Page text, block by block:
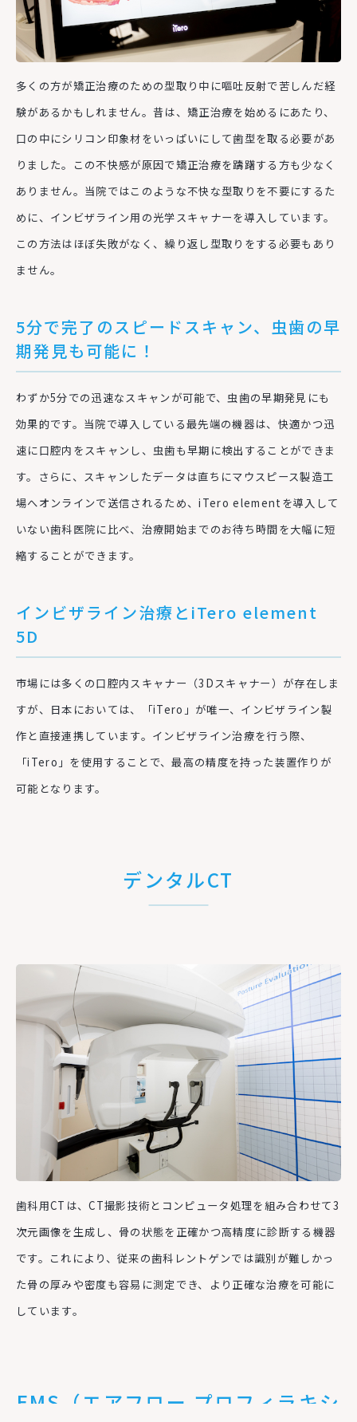
多くの方が矯正治療のための型取り中に嘔吐反射で苦しんだ経
験があるかもしれません。昔は、矯正治療を始めるにあたり、
口の中にシリコン印象材をいっぱいにして歯型を取る必要があ
りました。この不快感が原因で矯正治療を躊躇する方も少なく
ありません。当院ではこのような不快な型取りを不要にするた
めに、インビザライン用の光学スキャナーを導入しています。
この方法はほぼ失敗がなく、繰り返し型取りをする必要もあり
ません。
5分で完了のスピードスキャン、虫歯の早
期発見も可能に！
わずか5分での迅速なスキャンが可能で、虫歯の早期発見にも
効果的です。当院で導入している最先端の機器は、快適かつ迅
速に口腔内をスキャンし、虫歯も早期に検出することができま
す。さらに、スキャンしたデータは直ちにマウスピース製造工
場へオンラインで送信されるため、iTero element を導入して
いない歯科医院に比べ、治療開始までのお待ち時間を大幅に短
縮することができます。
インビザライン治療とiTero element
5D
市場には多くの口腔内スキャナー（3Dスキャナー）が存在しま
すが、日本においては、「iTero 」が唯一、インビザライン製
作と直接連携しています。インビザライン治療を行う際、
「iTero 」を使用することで、最高の精度を持った装置作りが
可能となります。
デンタルCT
歯科用CT は、CT撮影技術とコンピュータ処理を組み合わせて3
次元画像を生成し、骨の状態を正確かつ高精度に診断する機器
です。これにより、従来の歯科レントゲンでは識別が難しかっ
た骨の厚みや密度も容易に測定でき、より正確な治療を可能に
しています。
EMS（エアフロー プロフィラキシ